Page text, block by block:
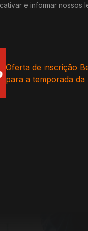
cativar e informar nossos
Oferta de inscrição
para a temporada da